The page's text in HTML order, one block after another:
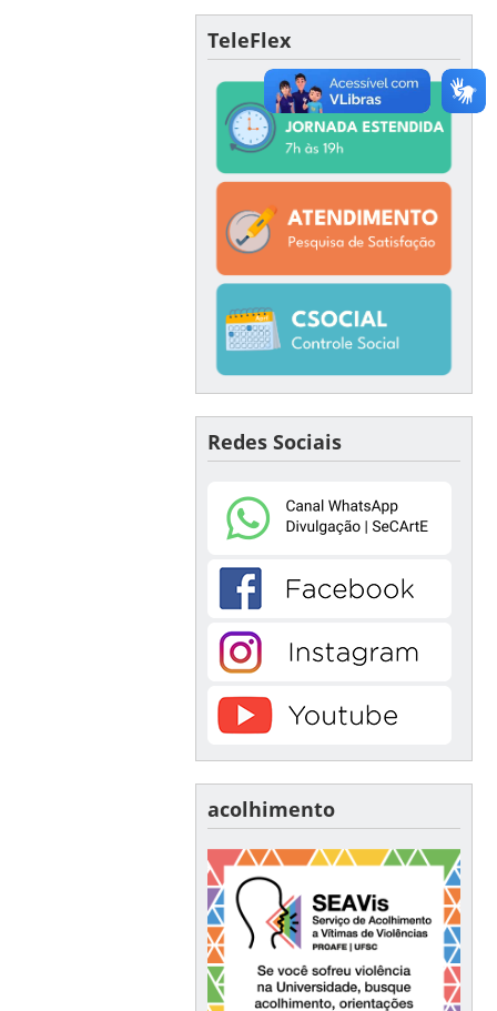
TeleFlex
Redes Sociais
acolhimento